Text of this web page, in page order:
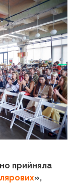
прийняла
»,